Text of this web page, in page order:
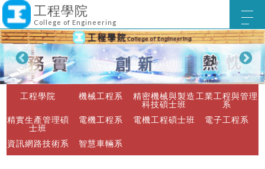
工程學院
College of Engineering
工程學院 機械工程系
精密機械與製造
科技碩士班
工業工程與管理
系
精實生產管理碩
士班
電機工程系 電機工程碩士班 電子工程系
資訊網路技術系 智慧車輛系